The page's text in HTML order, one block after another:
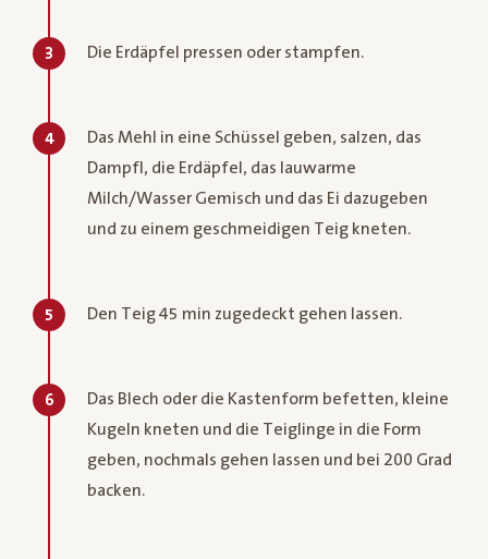
3 Die Erdäpfel pressen oder stampfen.
4
Das Mehl in eine Schüssel geben, salzen, das
Dampfl, die Erdäpfel, das lauwarme
Milch/Wasser Gemisch und das Ei dazugeben
und zu einem geschmeidigen Teig kneten.
5 Den Teig 45 min zugedeckt gehen lassen.
6
Das Blech oder die Kastenform befetten, kleine
Kugeln kneten und die Teiglinge in die Form
geben, nochmals gehen lassen und bei 200 Grad
backen.